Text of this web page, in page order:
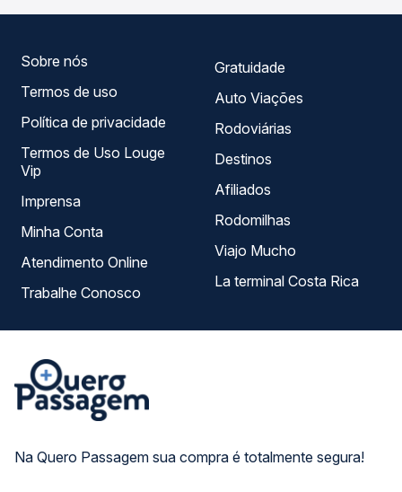
Na Quero Passagem sua compra é totalmente segura!
Sobre nós
Termos de uso
Política de privacidade
Termos de Uso Louge
Vip
Imprensa
Minha Conta
Atendimento Online
Trabalhe Conosco
Gratuidade
Auto Viações
Rodoviárias
Destinos
Afiliados
Rodomilhas
Viajo Mucho
La terminal Costa Rica